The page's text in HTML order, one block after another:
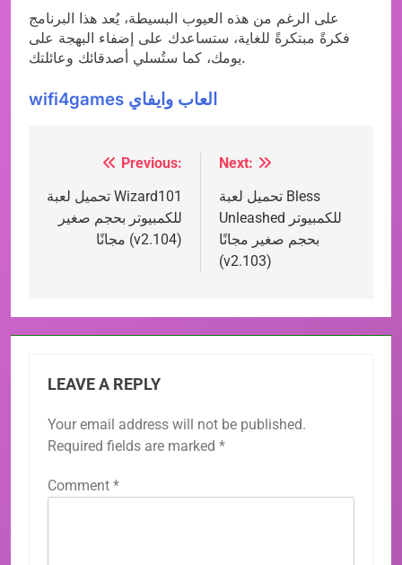
على الرغم من هذه العيوب البسيطة، يُعد هذا البرنامج
فكرةً مبتكرةً للغاية، ستساعدك على إضفاء البهجة على
يومك، كما ستُسلي أصدقائك وعائلتك.
wifi4games العاب وايفاي
navigation
Previous:
تحميل لعبة Wizard101
للكمبيوتر بحجم صغير
مجانًا (v2.104)
Next:
تحميل لعبة Bless
Unleashed للكمبيوتر
بحجم صغير مجانًا
(v2.103)
LEAVE A REPLY
Your email address will not be published.
Required fields are marked *
Comment *